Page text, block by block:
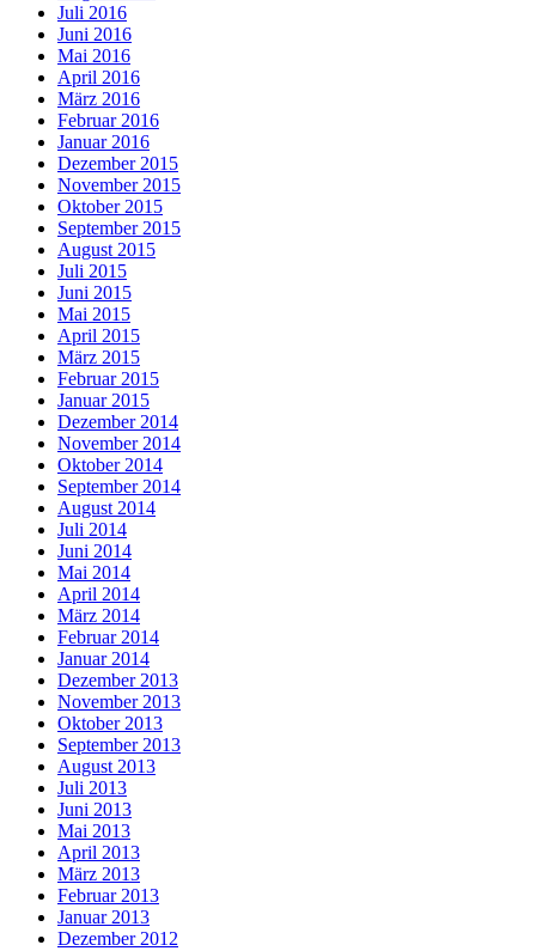
Juli 2016
Juni 2016
Mai 2016
April 2016
März 2016
Februar 2016
Januar 2016
Dezember 2015
November 2015
Oktober 2015
September 2015
August 2015
Juli 2015
Juni 2015
Mai 2015
April 2015
März 2015
Februar 2015
Januar 2015
Dezember 2014
November 2014
Oktober 2014
September 2014
August 2014
Juli 2014
Juni 2014
Mai 2014
April 2014
März 2014
Februar 2014
Januar 2014
Dezember 2013
November 2013
Oktober 2013
September 2013
August 2013
Juli 2013
Juni 2013
Mai 2013
April 2013
März 2013
Februar 2013
Januar 2013
Dezember 2012